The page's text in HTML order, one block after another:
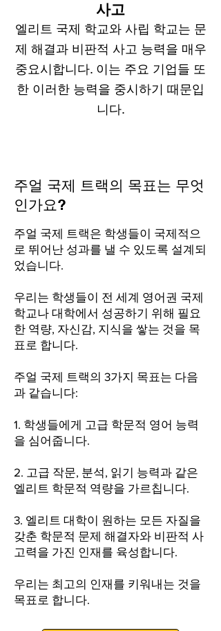
사고
엘리트 국제 학교와 사립 학교는 문
제 해결과 비판적 사고 능력을 매우
중요시합니다. 이는 주요 기업들 또
한 이러한 능력을 중시하기 때문입
니다.
주얼 국제 트랙의 목표는 무엇
인가요?
주얼 국제 트랙은 학생들이 국제적으
로 뛰어난 성과를 낼 수 있도록 설계되
었습니다.
우리는 학생들이 전 세계 영어권 국제
학교나 대학에서 성공하기 위해 필요
한 역량, 자신감, 지식을 쌓는 것을 목
표로 합니다.
주얼 국제 트랙의 3가지 목표는 다음
과 같습니다:
1. 학생들에게 고급 학문적 영어 능력
을 심어줍니다.
2. 고급 작문, 분석, 읽기 능력과 같은
엘리트 학문적 역량을 가르칩니다.
3. 엘리트 대학이 원하는 모든 자질을
갖춘 학문적 문제 해결자와 비판적 사
고력을 가진 인재를 육성합니다.
우리는 최고의 인재를 키워내는 것을
목표로 합니다.